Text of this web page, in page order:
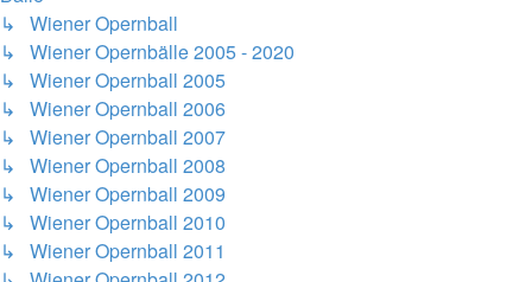
↳ Wiener Opernball
↳ Wiener Opernbälle 2005 - 2020
↳ Wiener Opernball 2005
↳ Wiener Opernball 2006
↳ Wiener Opernball 2007
↳ Wiener Opernball 2008
↳ Wiener Opernball 2009
↳ Wiener Opernball 2010
↳ Wiener Opernball 2011